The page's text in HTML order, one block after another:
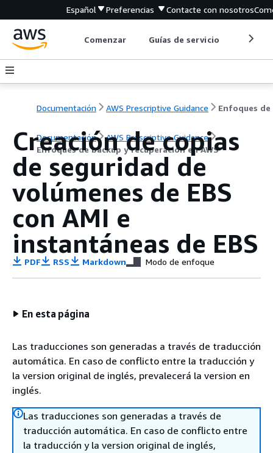
Español Preferencias Contacte con nosotros
Comenzar Guías de servicio
Documentación AWS Prescriptive Guidance
Documentación
AWS Prescriptive Guidance
Enfoques de backup y recuperación en AWS
Creación de copias
de seguridad de
volúmenes de EBS
con AMI e
instantáneas de EBS
PDF RSS Markdown Modo de enfoque
En esta página
Las traducciones son generadas a través de traducción
automática. En caso de conflicto entre la traducción y
la version original de inglés, prevalecerá la version en
inglés.
Las traducciones son generadas a través de
traducción automática. En caso de conflicto entre
la traducción y la version original de inglés,